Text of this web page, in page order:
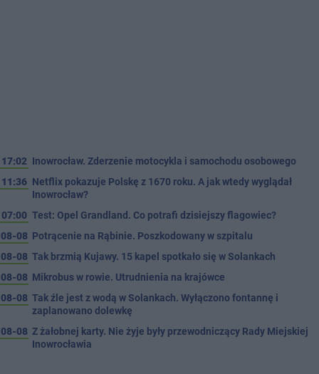
17:02 Inowrocław. Zderzenie motocykla i samochodu osobowego
11:36 Netflix pokazuje Polskę z 1670 roku. A jak wtedy wyglądał
Inowrocław?
07:00 Test: Opel Grandland. Co potrafi dzisiejszy flagowiec?
08-08 Potrącenie na Rąbinie. Poszkodowany w szpitalu
08-08 Tak brzmią Kujawy. 15 kapel spotkało się w Solankach
08-08 Mikrobus w rowie. Utrudnienia na krajówce
08-08 Tak źle jest z wodą w Solankach. Wyłączono fontannę i
zaplanowano dolewkę
08-08 Z żałobnej karty. Nie żyje były przewodniczący Rady Miejskiej
Inowrocławia